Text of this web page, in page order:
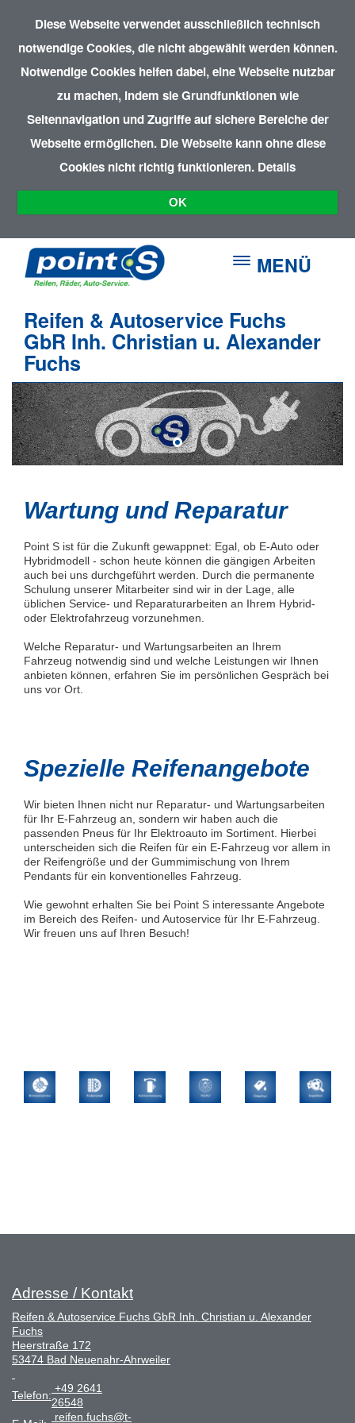
Diese Webseite verwendet ausschließlich technisch
notwendige Cookies, die nicht abgewählt werden können.
Notwendige Cookies helfen dabei, eine Webseite nutzbar
zu machen, indem sie Grundfunktionen wie
Seitennavigation und Zugriffe auf sichere Bereiche der
Webseite ermöglichen. Die Webseite kann ohne diese
Cookies nicht richtig funktionieren. Details
OK
MENÜ
Reifen & Autoservice Fuchs
GbR Inh. Christian u. Alexander
Fuchs
Wartung und Reparatur
Point S ist für die Zukunft gewappnet: Egal, ob E-Auto oder
Hybridmodell - schon heute können die gängigen Arbeiten
auch bei uns durchgeführt werden. Durch die permanente
Schulung unserer Mitarbeiter sind wir in der Lage, alle
üblichen Service- und Reparaturarbeiten an Ihrem Hybrid-
oder Elektrofahrzeug vorzunehmen.
Welche Reparatur- und Wartungsarbeiten an Ihrem
Fahrzeug notwendig sind und welche Leistungen wir Ihnen
anbieten können, erfahren Sie im persönlichen Gespräch bei
uns vor Ort.
Spezielle Reifenangebote
Wir bieten Ihnen nicht nur Reparatur- und Wartungsarbeiten
für Ihr E-Fahrzeug an, sondern wir haben auch die
passenden Pneus für Ihr Elektroauto im Sortiment. Hierbei
unterscheiden sich die Reifen für ein E-Fahrzeug vor allem in
der Reifengröße und der Gummimischung von Ihrem
Pendants für ein konventionelles Fahrzeug.
Wie gewohnt erhalten Sie bei Point S interessante Angebote
im Bereich des Reifen- und Autoservice für Ihr E-Fahrzeug.
Wir freuen uns auf Ihren Besuch!
Adresse / Kontakt
Reifen & Autoservice Fuchs GbR Inh. Christian u. Alexander
Fuchs
Heerstraße 172
53474 Bad Neuenahr-Ahrweiler
Telefon:
+49 2641
26548
reifen.fuchs@t-